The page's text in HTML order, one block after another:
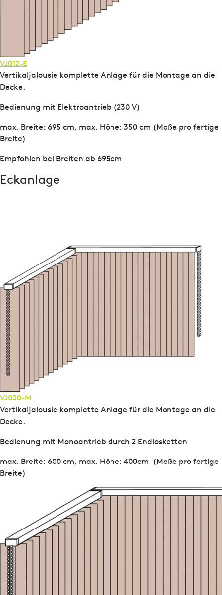
VJ012-E
Vertikaljalousie komplette Anlage für die Montage an die
Decke.
Bedienung mit Elektroantrieb (230 V)
max. Breite: 695 cm, max. Höhe: 350 cm (Maße pro fertige
Breite)
Empfohlen bei Breiten ab 695cm
Eckanlage
VJ030-M
Vertikaljalousie komplette Anlage für die Montage an die
Decke.
Bedienung mit Monoantrieb durch 2 Endlosketten
max. Breite: 600 cm, max. Höhe: 400cm (Maße pro fertige
Breite)